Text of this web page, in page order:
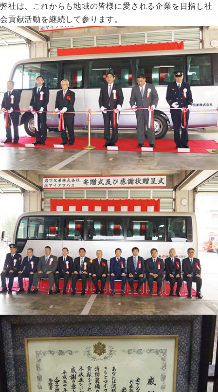
弊社は、これからも地域の皆様に愛される企業を目指し社
会貢献活動を継続して参ります。